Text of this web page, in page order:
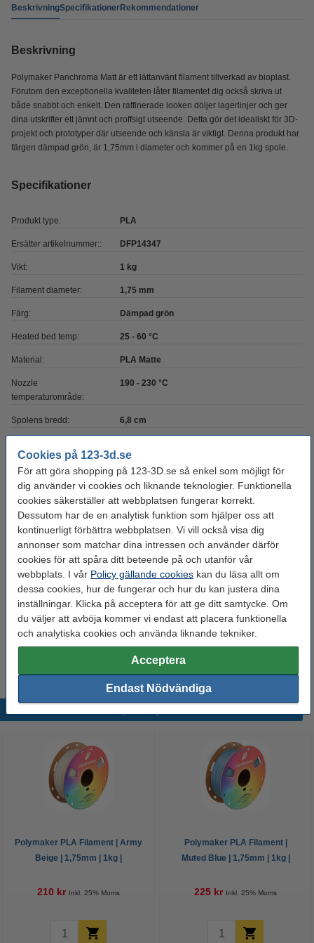
Cookies på 123-3d.se
För att göra shopping på 123-3D.se så enkel som möjligt för
dig använder vi cookies och liknande teknologier. Funktionella
cookies säkerställer att webbplatsen fungerar korrekt.
Dessutom har de en analytisk funktion som hjälper oss att
kontinuerligt förbättra webbplatsen. Vi vill också visa dig
annonser som matchar dina intressen och använder därför
cookies för att spåra ditt beteende på och utanför vår
webbplats. I vår Policy gällande cookies kan du läsa allt om
dessa cookies, hur de fungerar och hur du kan justera dina
inställningar. Klicka på acceptera för att ge ditt samtycke. Om
du väljer att avböja kommer vi endast att placera funktionella
och analytiska cookies och använda liknande tekniker.
Acceptera
Endast Nödvändiga
BeskrivningSpecifikationerRekommendationer
Beskrivning
Polymaker Panchroma Matt är ett lättanvänt filament tillverkad av bioplast.
Förutom den exceptionella kvaliteten låter filamentet dig också skriva ut
både snabbt och enkelt. Den raffinerade looken döljer lagerlinjer och ger
dina utskrifter ett jämnt och proffsigt utseende. Detta gör det idealiskt för 3D-
projekt och prototyper där utseende och känsla är viktigt. Denna produkt har
färgen dämpad grön, är 1,75mm i diameter och kommer på en 1kg spole.
Specifikationer
Produkt type: PLA
Ersätter artikelnummer:: DFP14347
Vikt: 1 kg
Filament diameter: 1,75 mm
Färg: Dämpad grön
Heated bed temp: 25 - 60 °C
Material: PLA Matte
Nozzle
temperaturområde:
190 - 230 °C
Spolens bredd: 6,8 cm
Spolens ytterdiameter: Ø 20,0 cm
Varumärke: Polymaker
Produktkod: DFP14498
Glöm inte att beställa!
123-3D Efterbehandlingsset för 3D-utskrifter
95 kr
3DLAC självhäftande spray | 400ml
95 kr
Polymaker PLA Filament | Army
Beige | 1,75mm | 1kg |
210 kr Inkl. 25% Moms
Polymaker PLA Filament |
Muted Blue | 1,75mm | 1kg |
225 kr Inkl. 25% Moms